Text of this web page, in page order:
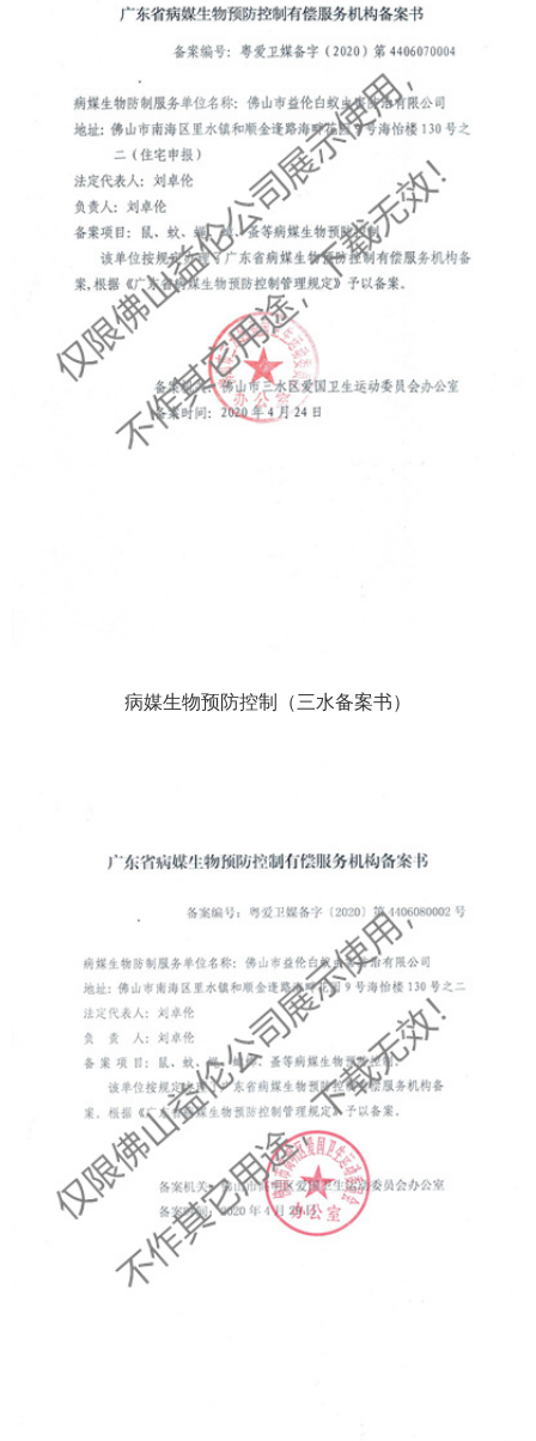
病媒生物预防控制（三水备案书）